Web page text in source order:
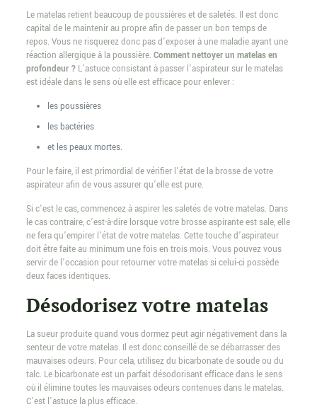
Le matelas retient beaucoup de poussières et de saletés. Il est donc
capital de le maintenir au propre afin de passer un bon temps de
repos. Vous ne risquerez donc pas d’exposer à une maladie ayant une
réaction allergique à la poussière. Comment nettoyer un matelas en
profondeur ?L’astuce consistant à passer l’aspirateur sur le matelas
est idéale dans le sens où elle est efficace pour enlever :
les poussières
les bactéries
et les peaux mortes.
Pour le faire, il est primordial de vérifier l’état de la brosse de votre
aspirateur afin de vous assurer qu’elle est pure.
Si c’est le cas, commencez à aspirer les saletés de votre matelas. Dans
le cas contraire, c’est-à-dire lorsque votre brosse aspirante est sale, elle
ne fera qu’empirer l’état de votre matelas. Cette touche d’aspirateur
doit être faite au minimum une fois en trois mois. Vous pouvez vous
servir de l’occasion pour retourner votre matelas si celui-ci possède
deux faces identiques.
Désodorisez votre matelas
La sueur produite quand vous dormez peut agir négativement dans la
senteur de votre matelas. Il est donc conseillé de se débarrasser des
mauvaises odeurs. Pour cela, utilisez du bicarbonate de soude ou du
talc. Le bicarbonate est un parfait désodorisant efficace dans le sens
où il élimine toutes les mauvaises odeurs contenues dans le matelas.
C’est l’astuce la plus efficace.